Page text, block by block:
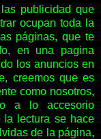
publicidad que
ocupan toda la
páginas, que te
en una pagina
los anuncios en
creemos que es
como nosotros,
a lo accesorio
lectura se hace
de la página,